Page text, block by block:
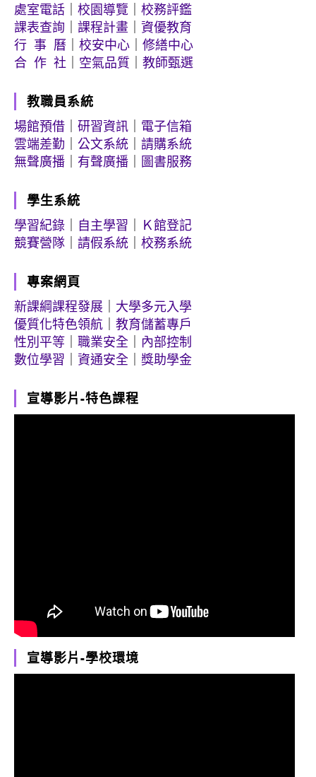
處室電話
校園導覽
校務評鑑
課表查詢
課程計畫
資優教育
行 事 曆
校安中心
修繕中心
合 作 社
空氣品質 教師甄選
教職員系統
場館預借
研習資訊
電子信箱
雲端差勤
公文系統
請購系統
無聲廣播
有聲廣播 圖書服務
學生系統
學習紀錄
自主學習
Ｋ館登記
競賽營隊
請假系統 校務系統
專案網頁
新課綱課程發展
大學多元入學
優質化特色領航
教育儲蓄專戶
性別平等
職業安全
內部控制
數位學習
資通安全 獎助學金
宣導影片-特色課程
宣導影片-學校環境